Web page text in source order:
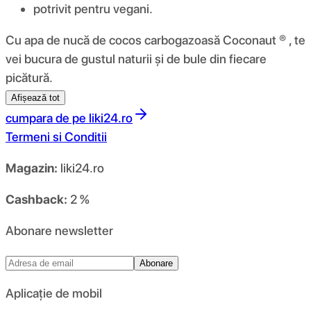
potrivit pentru vegani.
Cu apa de nucă de cocos carbogazoasă Coconaut ® , te
vei bucura de gustul naturii și de bule din fiecare
picătură.
Afișează tot
cumpara de pe liki24.ro
Termeni si Conditii
Magazin: liki24.ro
Cashback: 2 %
Abonare newsletter
Abonare
Aplicație de mobil